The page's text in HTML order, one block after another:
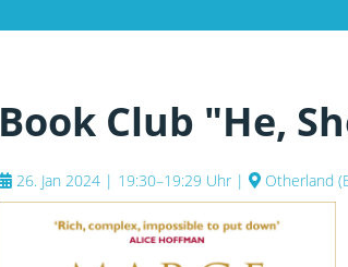
Book Club "He,
26. Jan 2024 | 19:30–19:29 Uhr | Otherland (